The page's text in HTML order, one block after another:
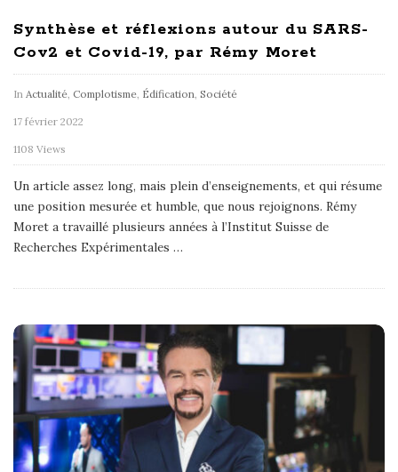
Synthèse et réflexions autour du SARS-
Cov2 et Covid-19, par Rémy Moret
In Actualité, Complotisme, Édification, Société
17 février 2022
1108 Views
Un article assez long, mais plein d’enseignements, et qui résume
une position mesurée et humble, que nous rejoignons. Rémy
Moret a travaillé plusieurs années à l’Institut Suisse de
Recherches Expérimentales …